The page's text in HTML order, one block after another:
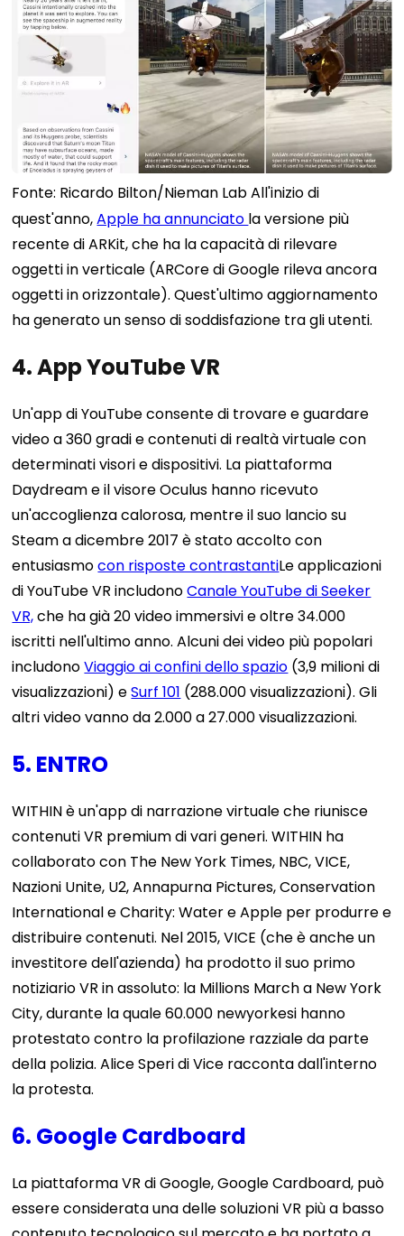
Fonte: Ricardo Bilton/Nieman Lab All'inizio di
quest'anno,Apple ha annunciato la versione più
recente di ARKit, che ha la capacità di rilevare
oggetti in verticale (ARCore di Google rileva ancora
oggetti in orizzontale). Quest'ultimo aggiornamento
ha generato un senso di soddisfazione tra gli utenti.
4. App YouTube VR
Un'app di YouTube consente di trovare e guardare
video a 360 gradi e contenuti di realtà virtuale con
determinati visori e dispositivi. La piattaforma
Daydream e il visore Oculus hanno ricevuto
un'accoglienza calorosa, mentre il suo lancio su
Steam a dicembre 2017 è stato accolto con
entusiasmocon risposte contrastantiLe applicazioni
di YouTube VR includonoCanale YouTube di Seeker
VR,che ha già 20 video immersivi e oltre 34.000
iscritti nell'ultimo anno. Alcuni dei video più popolari
includonoViaggio ai confini dello spazio (3,9 milioni di
visualizzazioni) eSurf 101 (288.000 visualizzazioni). Gli
altri video vanno da 2.000 a 27.000 visualizzazioni.
5. ENTRO
WITHIN è un'app di narrazione virtuale che riunisce
contenuti VR premium di vari generi. WITHIN ha
collaborato con The New York Times, NBC, VICE,
Nazioni Unite, U2, Annapurna Pictures, Conservation
International e Charity: Water e Apple per produrre e
distribuire contenuti. Nel 2015, VICE (che è anche un
investitore dell'azienda) ha prodotto il suo primo
notiziario VR in assoluto: la Millions March a New York
City, durante la quale 60.000 newyorkesi hanno
protestato contro la profilazione razziale da parte
della polizia. Alice Speri di Vice racconta dall'interno
la protesta.
6. Google Cardboard
La piattaforma VR di Google, Google Cardboard, può
essere considerata una delle soluzioni VR più a basso